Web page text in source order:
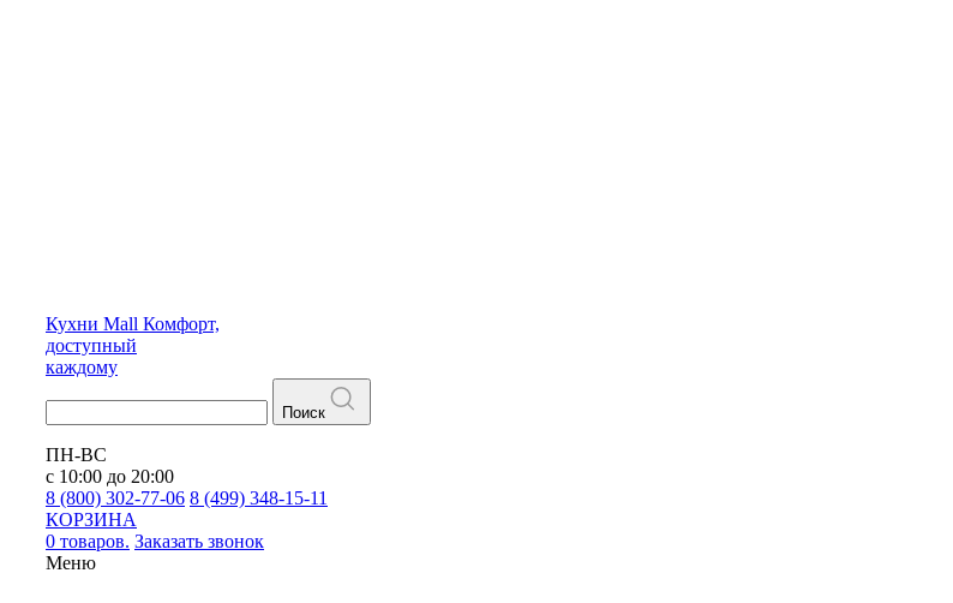
Кухни Mall Комфорт,
доступный
каждому
Поиск
ПН-ВС
с 10:00 до 20:00
8 (800) 302-77-06 8 (499) 348-15-11
КОРЗИНА
0 товаров. Заказать звонок
Меню